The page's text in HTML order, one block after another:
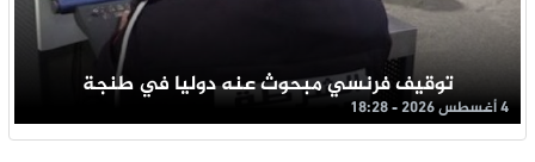
توقيف فرنسي مبحوث عنه دوليا في طنجة
4 أغسطس 2026 - 18:28